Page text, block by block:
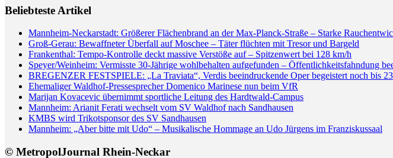
Beliebteste Artikel
Mannheim-Neckarstadt: Größerer Flächenbrand an der Max-Planck-Straße – Starke
Groß-Gerau: Bewaffneter Überfall auf Moschee – Täter flüchten mit Tresor und Bargeld
Frankenthal: Tempo-Kontrolle deckt massive Verstöße auf – Spitzenwert bei 128 km/h
Speyer/Weinheim: Vermisste 30-Jährige wohlbehalten aufgefunden – Öffentlichkeitsfahndung
BREGENZER FESTSPIELE: „La Traviata“, Verdis beeindruckende Oper begeistert noch bis
Ehemaliger Waldhof-Pressesprecher Domenico Marinese nun beim VfR
Marijan Kovacevic übernimmt sportliche Leitung des Hardtwald-Campus
Mannheim: Arianit Ferati wechselt vom SV Waldhof nach Sandhausen
KMBS wird Trikotsponsor des SV Sandhausen
Mannheim: „Aber bitte mit Udo“ – Musikalische Hommage an Udo Jürgens im Franziskussaal
© MetropolJournal Rhein-Neckar